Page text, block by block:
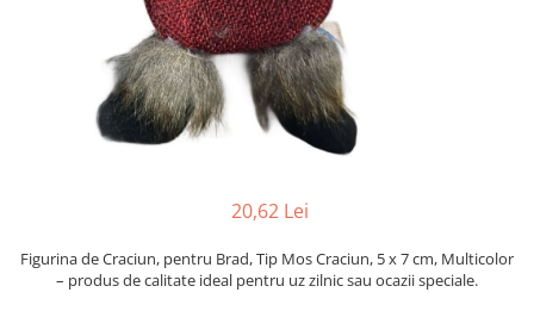
Veselă pentru Masă
Articole pentru Casa si Curatenie
Accesorii Ingrijire Casa
Cutii depozitare
Diverse Casa
Perne Voiaj, Paturi si Textile
20,62 Lei
Figurina de Craciun, pentru Brad, Tip Mos Craciun, 5 x 7 cm, Multicolor
– produs de calitate ideal pentru uz zilnic sau ocazii speciale.